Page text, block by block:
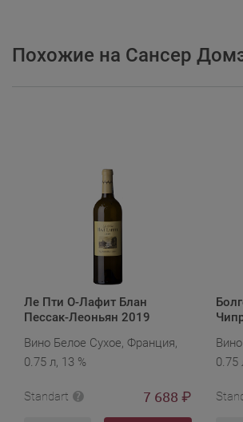
Похожие на Сансер
Ле Пти О-Лафит Блан
Пессак-Леоньян 2019
Вино Белое Сухое, Франция,
0.75 л, 13 %
Standart 7 688 ₽
0.75